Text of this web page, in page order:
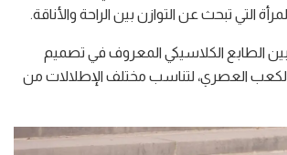
التي تبحث عن التوازن بين الراحة والأناقة.
الطابع الكلاسيكي المعروف في تصميم
العصري، لتناسب مختلف الإطلالات من